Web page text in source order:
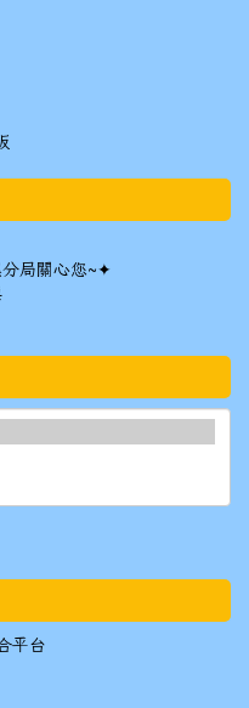
局關心您~✦
平台